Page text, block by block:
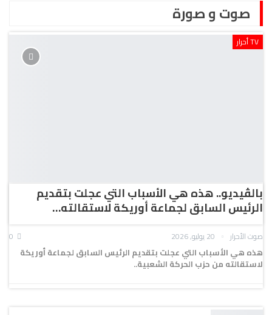
صوت و صورة
TV أحرار
بالڤيديو.. هذه هي الأسباب التي عجلت بتقديم
الرئيس السابق لجماعة أوريكة لاستقالته…
صوت الأحرار 20 يوليو, 2026
هذه هي الأسباب التي عجلت بتقديم الرئيس السابق لجماعة أوريكة
لاستقالته من حزب الحركة الشعبية..